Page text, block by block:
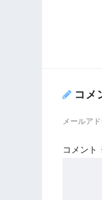
コメ
メールア
コメント